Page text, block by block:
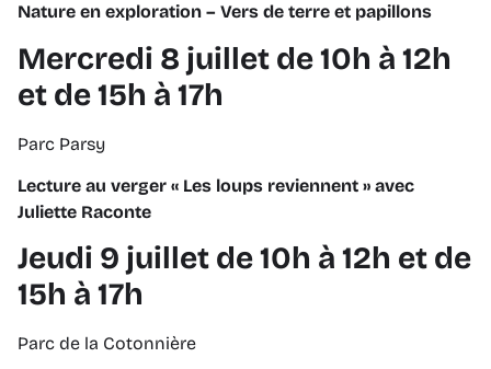
Nature en exploration – Vers de terre et papillons
Mercredi 8 juillet de 10h à 12h
et de 15h à 17h
Parc Parsy
Lecture au verger « Les loups reviennent » avec
Juliette Raconte
Jeudi 9 juillet de 10h à 12h et de
15h à 17h
Parc de la Cotonnière